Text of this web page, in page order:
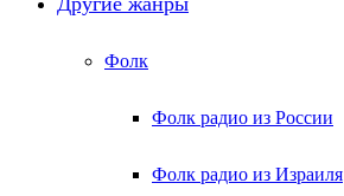
Фолк
Фолк радио из России
Фолк радио из Израиля